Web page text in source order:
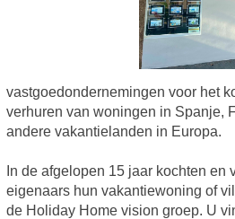
vastgoedondernemingen voor het
verhuren van woningen in Spanje,
andere vakantielanden in Europa.
In de afgelopen 15 jaar kochten en
eigenaars hun vakantiewoning of
de Holiday Home vision groep. U